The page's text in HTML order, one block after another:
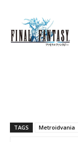
TAGS Metroidvania